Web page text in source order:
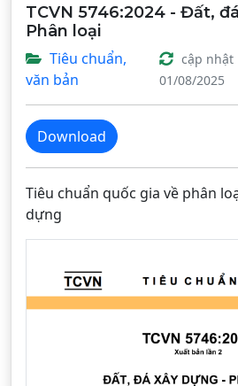
TCVN 5746:2024 - Đất,
Phân loại
Tiêu chuẩn,
văn bản
cập nhật
01/08/2025
Download
Tiêu chuẩn quốc gia về phân
dựng